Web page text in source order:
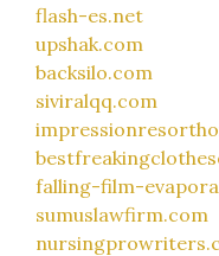
flash-es.net
upshak.com
backsilo.com
siviralqq.com
falling-film-
sumuslawfirm.com